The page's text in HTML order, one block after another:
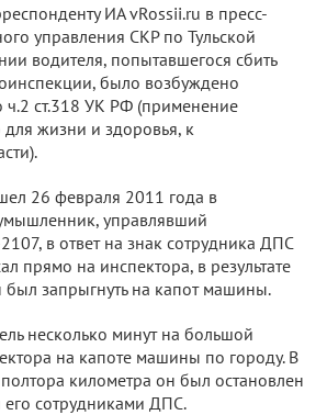
ИА vRossii.ru в пресс-
управления СКР по Тульской
водителя, попытавшегося сбить
было возбуждено
ч.2 ст.318 УК РФ (применение
для жизни и здоровья, к
26 февраля 2011 года в
управлявший
в ответ на знак сотрудника ДПС
прямо на инспектора, в результате
был запрыгнуть на капот машины.
несколько минут на большой
на капоте машины по городу. В
километра он был остановлен
сотрудниками ДПС.